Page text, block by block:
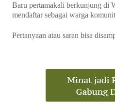
Baru pertamakali berkunjung di
mendaftar sebagai warga
Pertanyaan atau saran bisa